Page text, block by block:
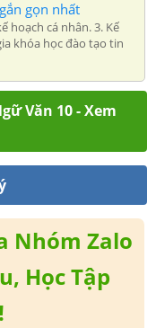
gọn nhất
hoạch cá nhân. 3. Kế
khóa học đào tạo tin
Văn 10 - Xem
Nhóm Zalo
Học Tập